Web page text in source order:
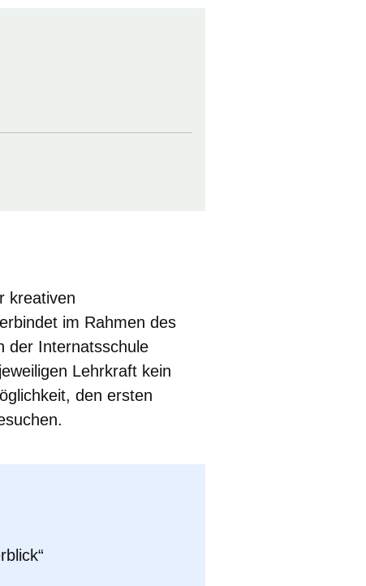
kreativen
im Rahmen des
der Internatsschule
Lehrkraft kein
den ersten